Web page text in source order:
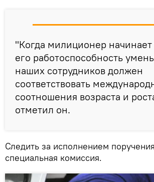
"Когда милиционер начинает
его работоспособность
наших сотрудников должен
соответствовать
соотношения возраста и
отметил он.
Следить за исполнением
специальная комиссия.